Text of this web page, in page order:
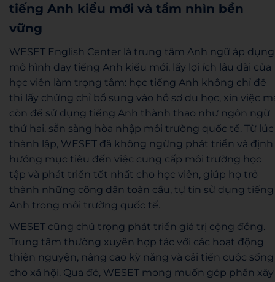
tiếng Anh kiểu mới và tầm nhìn bền
vững
WESET English Center là trung tâm Anh ngữ áp dụng
mô hình dạy tiếng Anh kiểu mới, lấy lợi ích lâu dài của
học viên làm trọng tâm: học tiếng Anh không chỉ để
thi lấy chứng chỉ bổ sung vào hồ sơ du học, xin việc
còn để sử dụng tiếng Anh thành thạo như ngôn ngữ
thứ hai, sẵn sàng hòa nhập môi trường quốc tế. Từ lúc
thành lập, WESET đã không ngừng phát triển và định
hướng mục tiêu đến việc cung cấp môi trường học
tập và phát triển tốt nhất cho học viên, giúp họ trở
thành những công dân toàn cầu, tự tin sử dụng tiếng
Anh trong môi trường quốc tế.
WESET cũng chú trọng phát triển giá trị cộng đồng.
Trung tâm thường xuyên hợp tác với các hoạt động
thiện nguyện, nâng cao kỹ năng và cải tiến cuộc sống
cho xã hội. Qua đó, WESET mong muốn góp phần xây